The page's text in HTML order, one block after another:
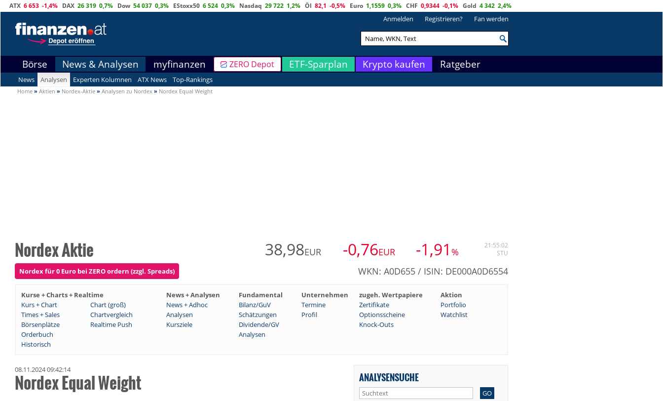
ATX 6 653 -1,4% DAX 26 319 0,7% Dow 54 037 0,3% EStoxx50 6 524 0,3% Nasdaq 29 722 1,2% Öl 82,1 -0,5% Euro 1,1559 0,3% CHF 0,9344 -0,1% Gold 4 342 2,4%
Anmelden Registrieren? Fan werden
Börse News & Analysen myfinanzen ZERO Depot ETF-Sparplan Krypto kaufen Ratgeber
News Analysen Experten Kolumnen ATX News Top-Rankings
Home » Aktien » Nordex-Aktie » Analysen zu Nordex » Nordex Equal Weight
Nordex Aktie 38,98EUR -0,76EUR -1,91 %
21:55:02
STU
Nordex für 0 Euro bei ZERO ordern (zzgl. Spreads) WKN: A0D655 / ISIN: DE000A0D6554
Kurse + Charts + Realtime News + Analysen Fundamental Unternehmen zugeh. Wertpapiere
Aktion
Kurs + Chart
Chart (groß) News + Adhoc Bilanz/GuV Termine Zertifikate
Portfolio
Times + Sales
Chartvergleich Analysen Schätzungen Profil Optionsscheine
Watchlist
Börsenplätze
Realtime Push Kursziele Dividende/GV
Knock-Outs
Orderbuch
Analysen
Historisch
08.11.2024 09:42:14
Nordex Equal Weight ANALYSENSUCHE
GO